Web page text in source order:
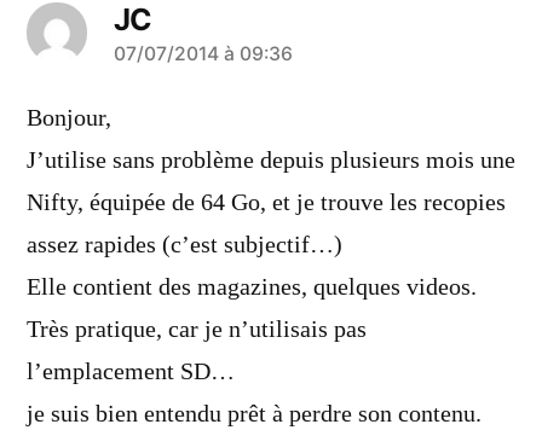
JC
a
07/07/2014 à 09:36
Bonjour,
J’utilise sans problème depuis plusieurs mois une
Nifty, équipée de 64 Go, et je trouve les recopies
assez rapides (c’est subjectif…)
Elle contient des magazines, quelques videos.
Très pratique, car je n’utilisais pas
l’emplacement SD…
je suis bien entendu prêt à perdre son contenu.